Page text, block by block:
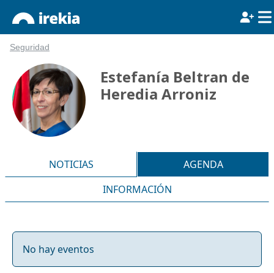
Seguridad
Estefanía Beltran de
Heredia Arroniz
NOTICIAS
AGENDA
INFORMACIÓN
No hay eventos